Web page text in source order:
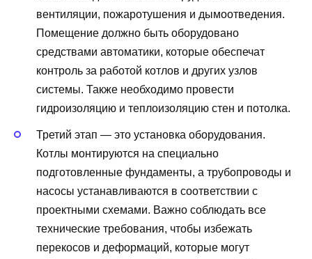
вентиляции, пожаротушения и дымоотведения.
Помещение должно быть оборудовано
средствами автоматики, которые обеспечат
контроль за работой котлов и других узлов
системы. Также необходимо провести
гидроизоляцию и теплоизоляцию стен и потолка.
Третий этап — это установка оборудования.
Котлы монтируются на специально
подготовленные фундаменты, а трубопроводы и
насосы устанавливаются в соответствии с
проектными схемами. Важно соблюдать все
технические требования, чтобы избежать
перекосов и деформаций, которые могут